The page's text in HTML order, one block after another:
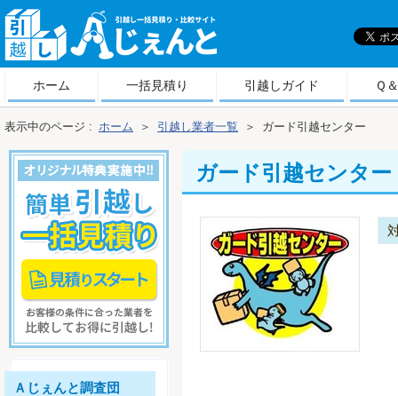
越しＡじぇんと
ホーム 一括見積り 引越しガイド Ｑ
表示中のページ : ホーム ＞ 引越し業者一覧 ＞ ガード引越センター
ガード引越センター
Ａじぇんと調査団